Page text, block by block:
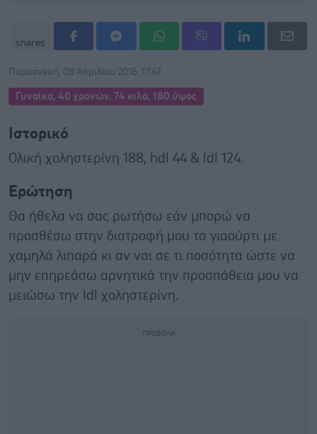
shares
Παρασκευή, 08 Απριλίου 2016, 17:47
Γυναίκα, 40 χρονών, 74 κιλά, 180 ύψος
Ιστορικό
Ολική χοληστερίνη 188, hdl 44 & ldl 124.
Ερώτηση
Θα ήθελα να σας ρωτήσω εάν μπορώ να
προσθέσω στην διατροφή μου το γιαούρτι με
χαμηλά λιπαρά κι αν ναι σε τι ποσότητα ώστε να
μην επηρεάσω αρνητικά την προσπάθεια μου να
μειώσω την ldl χοληστερίνη.